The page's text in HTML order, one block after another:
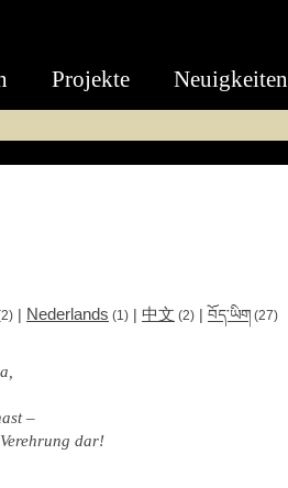
Projekte Neuigkeiten
| Nederlands (1) | 中文 (2) | བོད་ཡིག (27)
–
dar!